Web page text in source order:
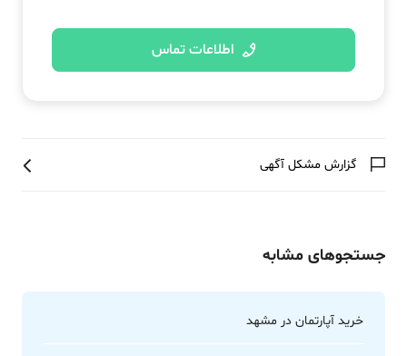
اطلاعات تماس
گزارش مشکل آگهی
جستجوهای مشابه
خرید آپارتمان در مشهد